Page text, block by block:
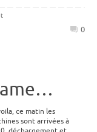
0
ce matin les
sont arrivées à